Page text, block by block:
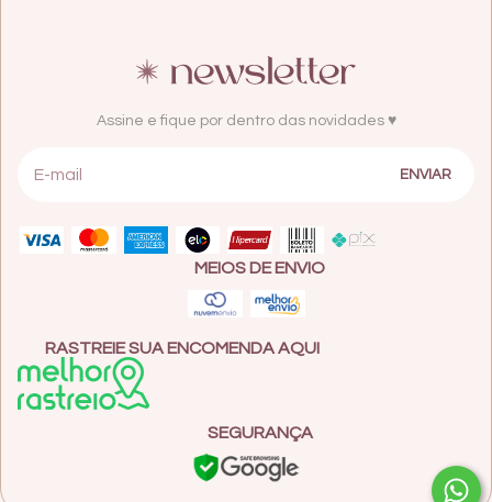
Assine e fique por dentro das novidades ♥
MEIOS DE ENVIO
RASTREIE SUA ENCOMENDA AQUI
SEGURANÇA